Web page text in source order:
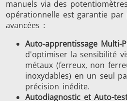
manuels via des
opérationnelle est garantie
avancées :
Auto-apprentissage Multi-
d'optimiser la sensibilité
métaux (ferreux, non
inoxydables) en un seul
précision inédite.
Autodiagnostic et Auto-